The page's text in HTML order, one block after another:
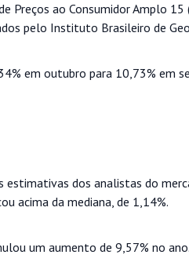
Preços ao Consumidor Amplo
pelo Instituto Brasileiro de
em outubro para 10,73% em
dos analistas do
acima da mediana, de 1,14%.
um aumento de 9,57% no ano.